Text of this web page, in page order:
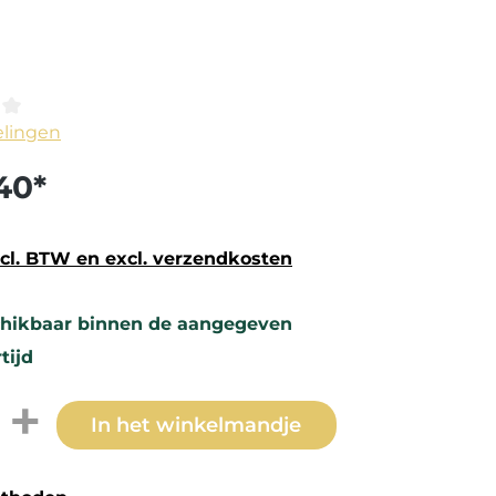
waardering van 0 van 5 sterren
BTW en excl. verzendkosten
binnen de aangegeven
Voer de gewenste
In het winkelmandje